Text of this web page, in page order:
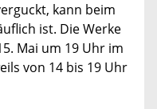
kann beim
ist. Die Werke
Mai um 19 Uhr im
von 14 bis 19 Uhr